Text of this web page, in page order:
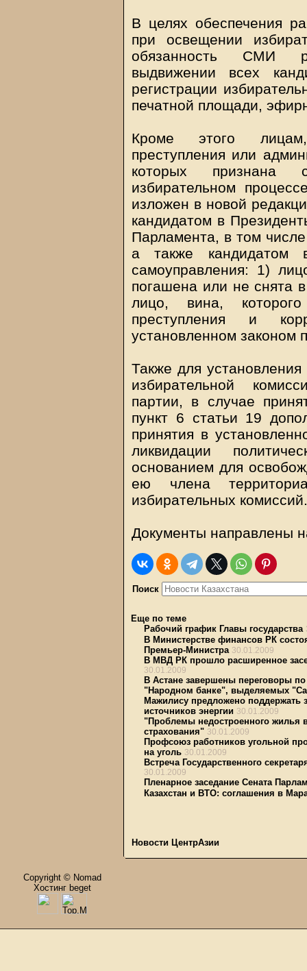
В целях обеспечения
при освещении
обязанность СМИ
выдвижении всех
регистрации
печатной площади,
Кроме этого
преступления или
которых признана
избирательном
изложен в новой
кандидатом в
Парламента, в том
а также кандидатом
самоуправления: 1)
погашена или не снята
лицо, вина,
преступления и
установленном законом
Также для
избирательной
партии, в случае
пункт 6 статьи 19
принятия в
ликвидации
основанием для
ею члена
избирательных комиссий.
Документы направлены
Поиск
Еще по теме
Рабочий график Главы государства
В Министерстве финансов РК
Премьер-Министра 30.01.2009
В МВД РК прошло расширенное
30.01.2009
В Астане завершены переговоры
"Народном банке", выделяемых
Мажилису предложено поддержать
источников энергии 30.01.2009
"Проблемы недостроенного жилья
страхования" 30.01.2009
Профсоюз работников угольной
на уголь 30.01.2009
Встреча Государственного
30.01.2009
Пленарное заседание Сената
Казахстан и ВТО: соглашения в
Новости ЦентрАзии
Copyright © Nomad
Хостинг beget